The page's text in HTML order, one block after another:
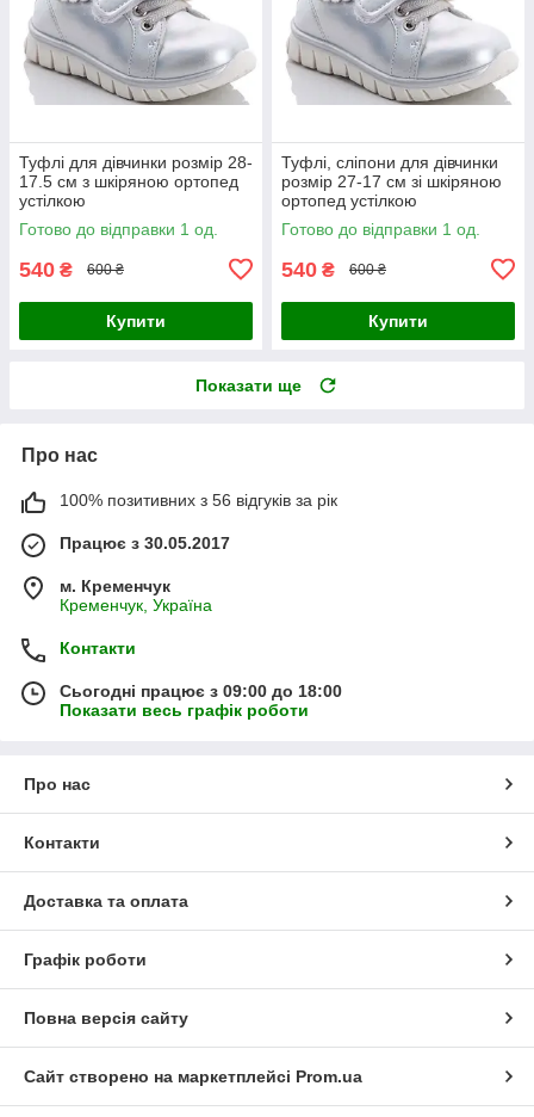
Туфлі для дівчинки розмір 28-
17.5 см з шкіряною ортопед
устілкою
Готово до відправки 1 од.
540 ₴ 600 ₴
Купити
Туфлі, сліпони для дівчинки
розмір 27-17 см зі шкіряною
ортопед устілкою
Готово до відправки 1 од.
540 ₴ 600 ₴
Купити
Показати ще
Про нас
100% позитивних з 56 відгуків за рік
Працює з 30.05.2017
м. Кременчук
Кременчук, Україна
Контакти
Сьогодні працює з 09:00 до 18:00
Показати весь графік роботи
Про нас
Контакти
Доставка та оплата
Графік роботи
Повна версія сайту
Сайт створено на маркетплейсі Prom.ua